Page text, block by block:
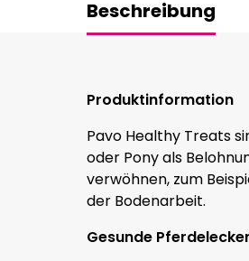
Beschreibung
Produktinformation
Pavo Healthy Treats
oder Pony als
verwöhnen, zum
der Bodenarbeit.
Gesunde